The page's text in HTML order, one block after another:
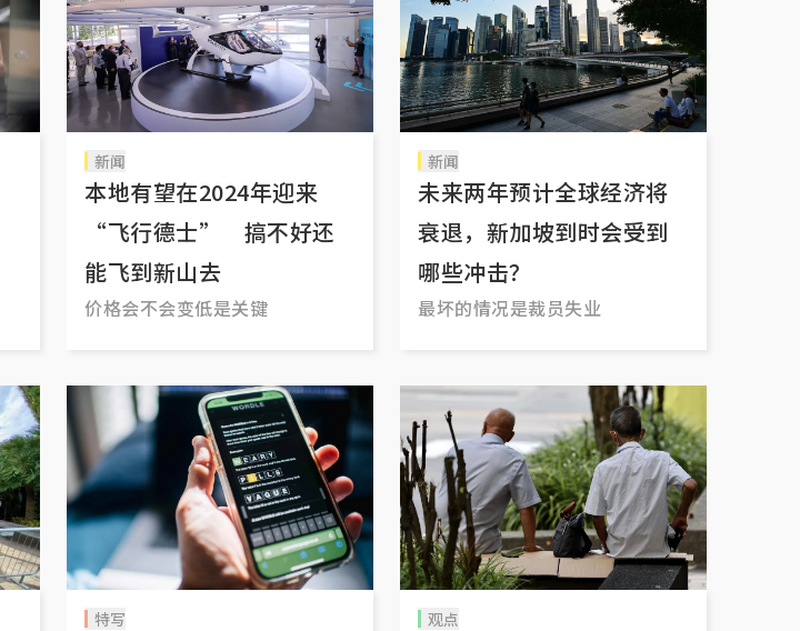
新闻
本地有望在2024年迎来
“飞行德士” 搞不好还
能飞到新山去
价格会不会变低是关键
新闻
未来两年预计全球经济将
衰退，新加坡到时会受到
哪些冲击？
最坏的情况是裁员失业
特写 观点